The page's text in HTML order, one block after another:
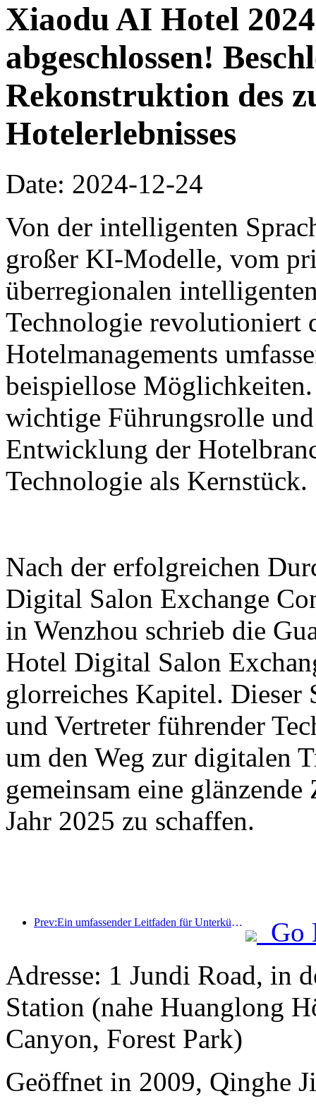
Xiaodu AI Hotel
abgeschlossen!
Rekonstruktion des
Hotelerlebnisses
Date: 2024-12-24
Von der intelligenten
großer KI-Modelle, vom
überregionalen
Technologie revolutioniert
Hotelmanagements
beispiellose
wichtige Führungsrolle
Entwicklung der
Technologie als Kernstück.
Nach der erfolgreichen
Digital Salon Exchange
in Wenzhou schrieb die
Hotel Digital Salon
glorreiches Kapitel. Dieser
und Vertreter führender
um den Weg zur digitalen
gemeinsam eine
Jahr 2025 zu schaffen.
Prev:Ein umfassender Leitfaden für Unterkünfte während der touristischen Wintersaison in Peking. Der neue Innenhof des Jingneng Hotels löst einen neuen Tourismustrend aus
Go
Adresse: 1 Jundi Road, in
Station (nahe Huanglong
Canyon, Forest Park)
Geöffnet in 2009, Qinghe